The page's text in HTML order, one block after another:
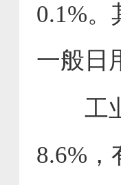
0.1%。
一般日
工
8.6%，